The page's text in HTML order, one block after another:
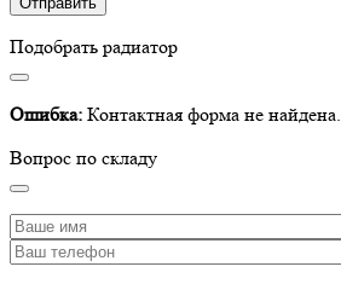
Подобрать радиатор
Ошибка: Контактная форма не найдена.
Вопрос по складу